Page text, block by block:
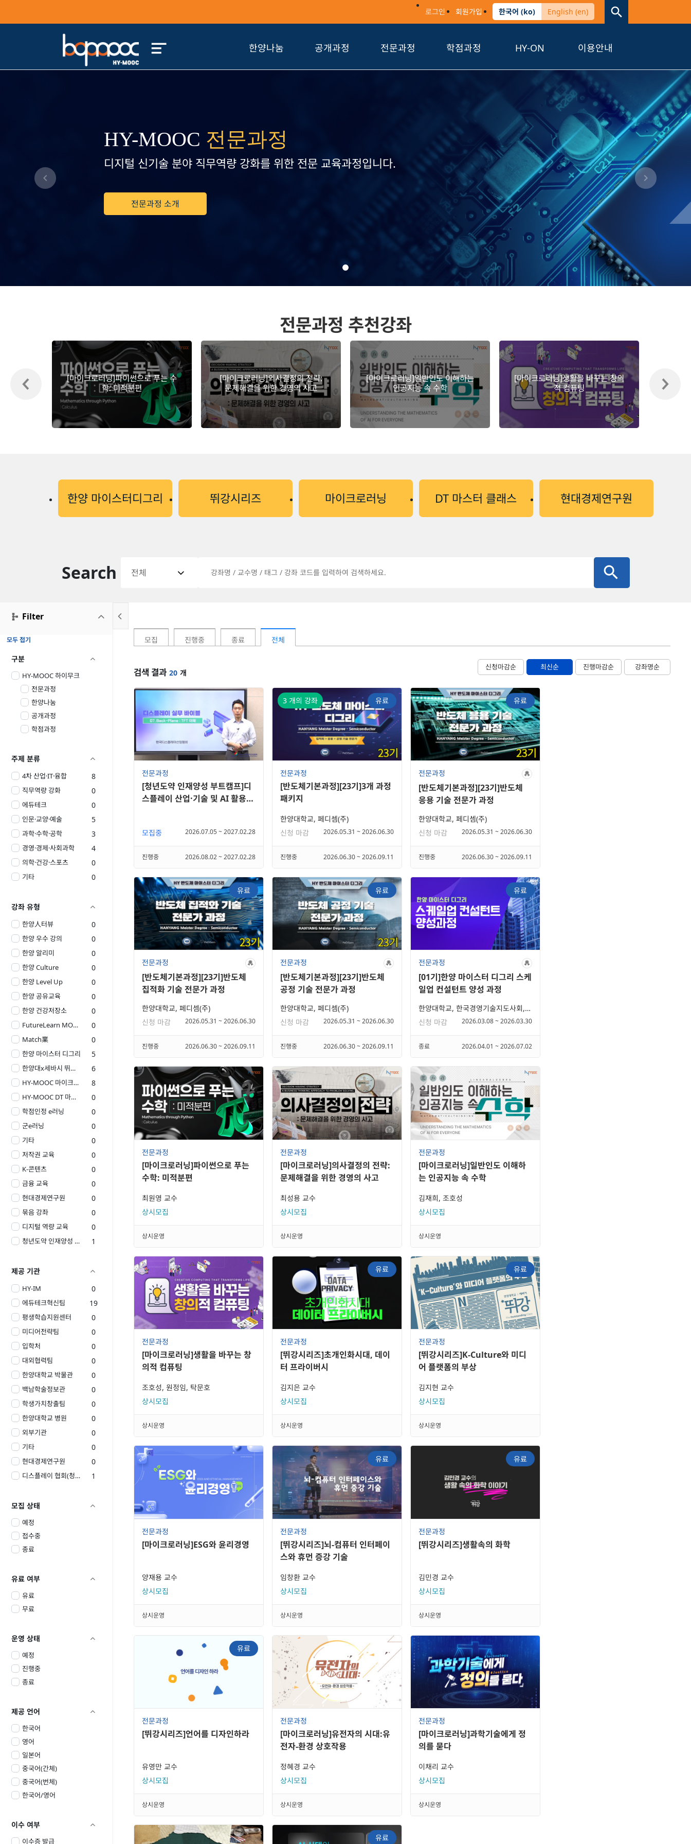
로그인 회원가입 한국어 (ko) English (en)
한양나눔 공개과정 전문과정 학점과정 HY-ON 이용안내
HY-MOOC 전문과정
디지털 신기술 분야 직무역량 강화를 위한 전문 교육과정입니다.
전문과정 소개
Previous Next
전문과정 추천강좌
[마이크로러닝]파이썬으로 푸는 수
학: 미적분편
[마이크로러닝]의사결정의 전략:
문제해결을 위한 경영의 사고
[마이크로러닝]일반인도 이해하는
인공지능 속 수학
[마이크로러닝]생활을 바꾸는 창의
적 컴퓨팅
한양 마이스터디그리 뛰강시리즈 마이크로러닝 DT 마스터 클래스 현대경제연구원
Search 전체 

Filter 
모두 접기
구분 
HY-MOOC 하이무크
전문과정
한양나눔
공개과정
학점과정
주제 분류 
4차 산업·IT·융합 8
직무역량 강화 0
에듀테크 0
인문·교양·예술 5
과학·수학·공학 3
경영·경제·사회과학 4
의학·건강·스포츠 0
기타 0
강좌 유형 
한양人터뷰 0
한양 우수 강의 0
한양 알리미 0
한양 Culture 0
한양 Level Up 0
한양 공유교육 0
한양 건강저장소 0
FutureLearn MOOC 0
Match業 0
한양 마이스터 디그리 5
한양대x세바시 뛰강시리즈 6
HY-MOOC 마이크로러닝 8
HY-MOOC DT 마스터 클래스 0
학점인정 e러닝 0
군e러닝 0
기타 0
저작권 교육 0
K-콘텐츠 0
금융 교육 0
현대경제연구원 0
묶음 강좌 0
디지털 역량 교육 0
청년도약 인재양성 부트캠프 1
제공 기관 
HY-IM 0
에듀테크혁신팀 19
평생학습지원센터 0
미디어전략팀 0
입학처 0
대외협력팀 0
한양대학교 박물관 0
백남학술정보관 0
학생가치창출팀 0
한양대학교 병원 0
외부기관 0
기타 0
현대경제연구원 0
디스플레이 협회(청년도약) 1
모집 상태 
예정
접수중
종료
유료 여부 
유료
무료
운영 상태 
예정
진행중
종료
제공 언어 
한국어
영어
일본어
중국어(간체)
중국어(번체)
한국어/영어
이수 여부 
이수증 발급
모집 진행중 종료 전체
검색 결과 20 개
신청마감순 최신순 진행마감순 강좌명순
전문과정
[청년도약 인재양성 부트캠프]디
스플레이 산업·기술 및 AI 활용
모집중 2026.07.05 ~ 2027.02.28
진행중 2026.08.02 ~ 2027.02.28
유료
3 개의 강좌
전문과정
[반도체기본과정][23기]3개 과정
패키지
한양대학교, 페디셈(주)
신청 마감
2026.05.31 ~ 2026.06.30
진행중 2026.06.30 ~ 2026.09.11
유료
전문과정
[반도체기본과정][23기]반도체
응용 기술 전문가 과정
한양대학교, 페디셈(주)
신청 마감
2026.05.31 ~ 2026.06.30
진행중 2026.06.30 ~ 2026.09.11
유료
전문과정
[반도체기본과정][23기]반도체
집적화 기술 전문가 과정
한양대학교, 페디셈(주)
신청 마감
2026.05.31 ~ 2026.06.30
진행중 2026.06.30 ~ 2026.09.11
유료
전문과정
[반도체기본과정][23기]반도체
공정 기술 전문가 과정
한양대학교, 페디셈(주)
신청 마감
2026.05.31 ~ 2026.06.30
진행중 2026.06.30 ~ 2026.09.11
유료
전문과정
[01기]한양 마이스터 디그리 스케
일업 컨설턴트 양성 과정
한양대학교, 한국경영기술지도사회, (주)모티브랩
신청 마감
2026.03.08 ~ 2026.03.30
종료 2026.04.01 ~ 2026.07.02
전문과정
[마이크로러닝]파이썬으로 푸는
수학: 미적분편
최원영 교수
상시모집
상시운영
전문과정
[마이크로러닝]의사결정의 전략:
문제해결을 위한 경영의 사고
최성용 교수
상시모집
상시운영
전문과정
[마이크로러닝]일반인도 이해하
는 인공지능 속 수학
김재희, 조호성
상시모집
상시운영
전문과정
[마이크로러닝]생활을 바꾸는 창
의적 컴퓨팅
조호성, 원정임, 탁문호
상시모집
상시운영
유료
전문과정
[뛰강시리즈]초개인화시대, 데이
터 프라이버시
김지은 교수
상시모집
상시운영
유료
전문과정
[뛰강시리즈]K-Culture와 미디
어 플랫폼의 부상
김지현 교수
상시모집
상시운영
전문과정
[마이크로러닝]ESG와 윤리경영
양재용 교수
상시모집
상시운영
유료
전문과정
[뛰강시리즈]뇌-컴퓨터 인터페이
스와 휴먼 증강 기술
임창환 교수
상시모집
상시운영
유료
전문과정
[뛰강시리즈]생활속의 화학
김민경 교수
상시모집
상시운영
유료
전문과정
[뛰강시리즈]언어를 디자인하라
유영만 교수
상시모집
상시운영
전문과정
[마이크로러닝]유전자의 시대:유
전자-환경 상호작용
정혜경 교수
상시모집
상시운영
전문과정
[마이크로러닝]과학기술에게 정
의를 묻다
이채리 교수
상시모집
상시운영
유료